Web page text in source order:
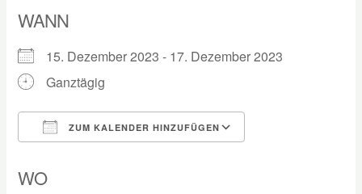
WANN
15. Dezember 2023 - 17. Dezember 2023
Ganztägig
ZUM KALENDER HINZUFÜGEN
WO